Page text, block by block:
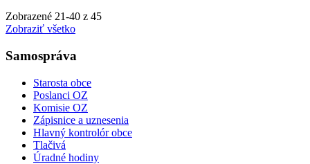
Zobrazené 21-40 z 45
Zobraziť všetko
Samospráva
Starosta obce
Poslanci OZ
Komisie OZ
Zápisnice a uznesenia
Hlavný kontrolór obce
Tlačivá
Úradné hodiny